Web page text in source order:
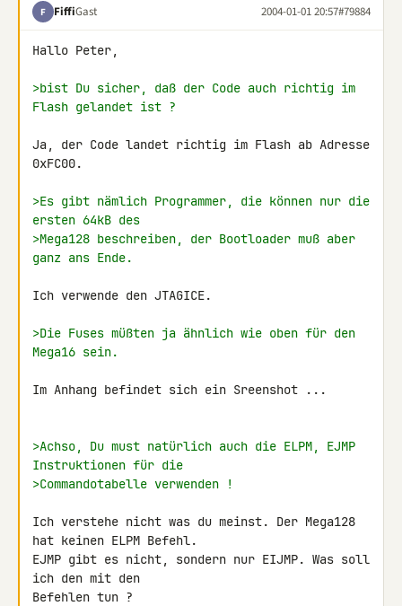
F FiffiGast 2004-01-01 20:57#79884
Hallo Peter,
>bist Du sicher, daß der Code auch richtig im
Flash gelandet ist ?
Ja, der Code landet richtig im Flash ab Adresse
0xFC00.
>Es gibt nämlich Programmer, die können nur die
ersten 64kB des
>Mega128 beschreiben, der Bootloader muß aber
ganz ans Ende.
Ich verwende den JTAGICE.
>Die Fuses müßten ja ähnlich wie oben für den
Mega16 sein.
Im Anhang befindet sich ein Sreenshot ...
>Achso, Du must natürlich auch die ELPM, EJMP
Instruktionen für die
>Commandotabelle verwenden !
Ich verstehe nicht was du meinst. Der Mega128
hat keinen ELPM Befehl.
EJMP gibt es nicht, sondern nur EIJMP. Was soll
ich den mit den
Befehlen tun ?